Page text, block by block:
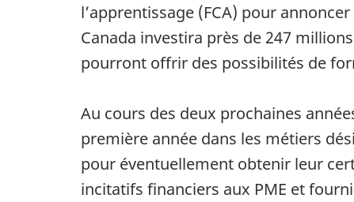
l’apprentissage (FCA) pour
Canada investira près de 247
pourront offrir des possibilités de
Au cours des deux prochaines
première année dans les métiers
pour éventuellement obtenir leur
incitatifs financiers aux PME et